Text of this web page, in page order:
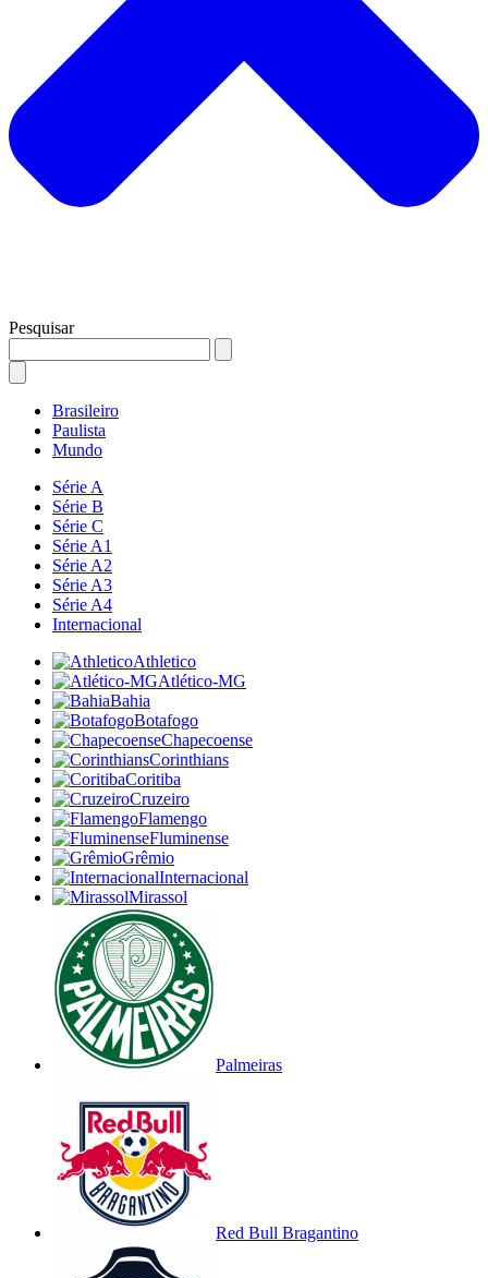
Pesquisar
Brasileiro
Paulista
Mundo
Série A
Série B
Série C
Série A1
Série A2
Série A3
Série A4
Internacional
Athletico
Atlético-MG
Bahia
Botafogo
Chapecoense
Corinthians
Coritiba
Cruzeiro
Flamengo
Fluminense
Grêmio
Internacional
Mirassol
Palmeiras
Red Bull Bragantino